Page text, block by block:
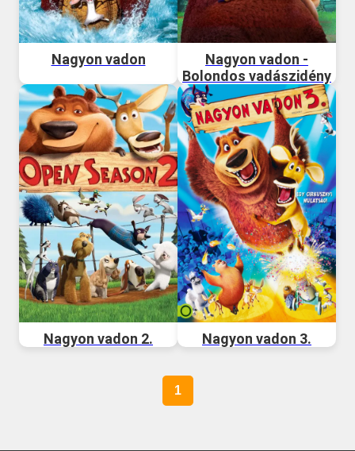
Nagyon vadon
Nagyon vadon -
Bolondos vadászidény
Nagyon vadon 2. Nagyon vadon 3.
1